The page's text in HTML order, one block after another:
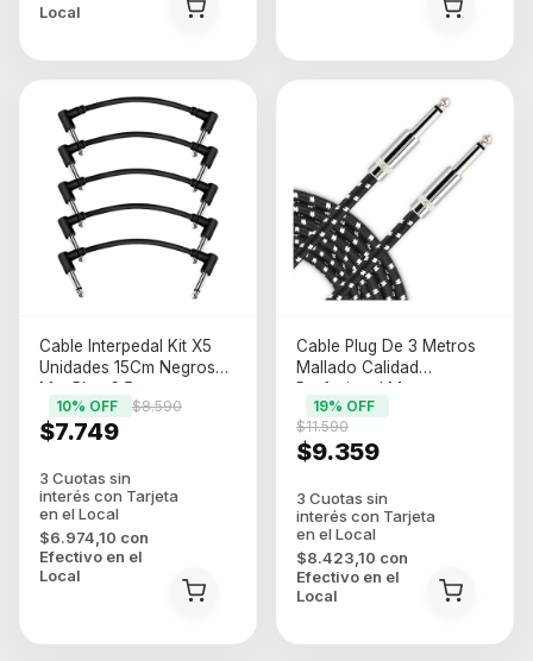
Local
Cable Interpedal Kit X5
Unidades 15Cm Negros
Mut Plug 6.5
$7.749
$8.590
10% OFF
$6.974,10 con
Efectivo en el
Local
Cable Plug De 3 Metros
Mallado Calidad
Profesional Mut
$9.359
$11.590
19% OFF
$8.423,10 con
Efectivo en el
Local